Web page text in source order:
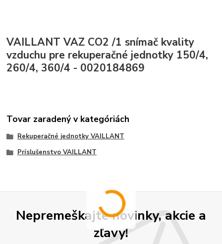
VAILLANT VAZ CO2 /1 snímač kvality
vzduchu pre rekuperačné jednotky 150/4,
260/4, 360/4 - 0020184869
Tovar zaradený v kategóriách
Rekuperačné jednotky VAILLANT
Príslušenstvo VAILLANT
Nepremeškajte novinky, akcie a
zľavy!